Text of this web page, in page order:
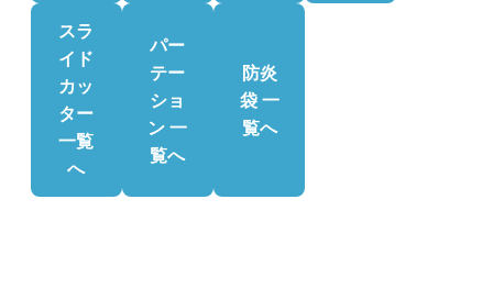
スラ
イド
カッ
ター
一覧
へ
パー
テー
ショ
ン 一
覧へ
防炎
袋 一
覧へ